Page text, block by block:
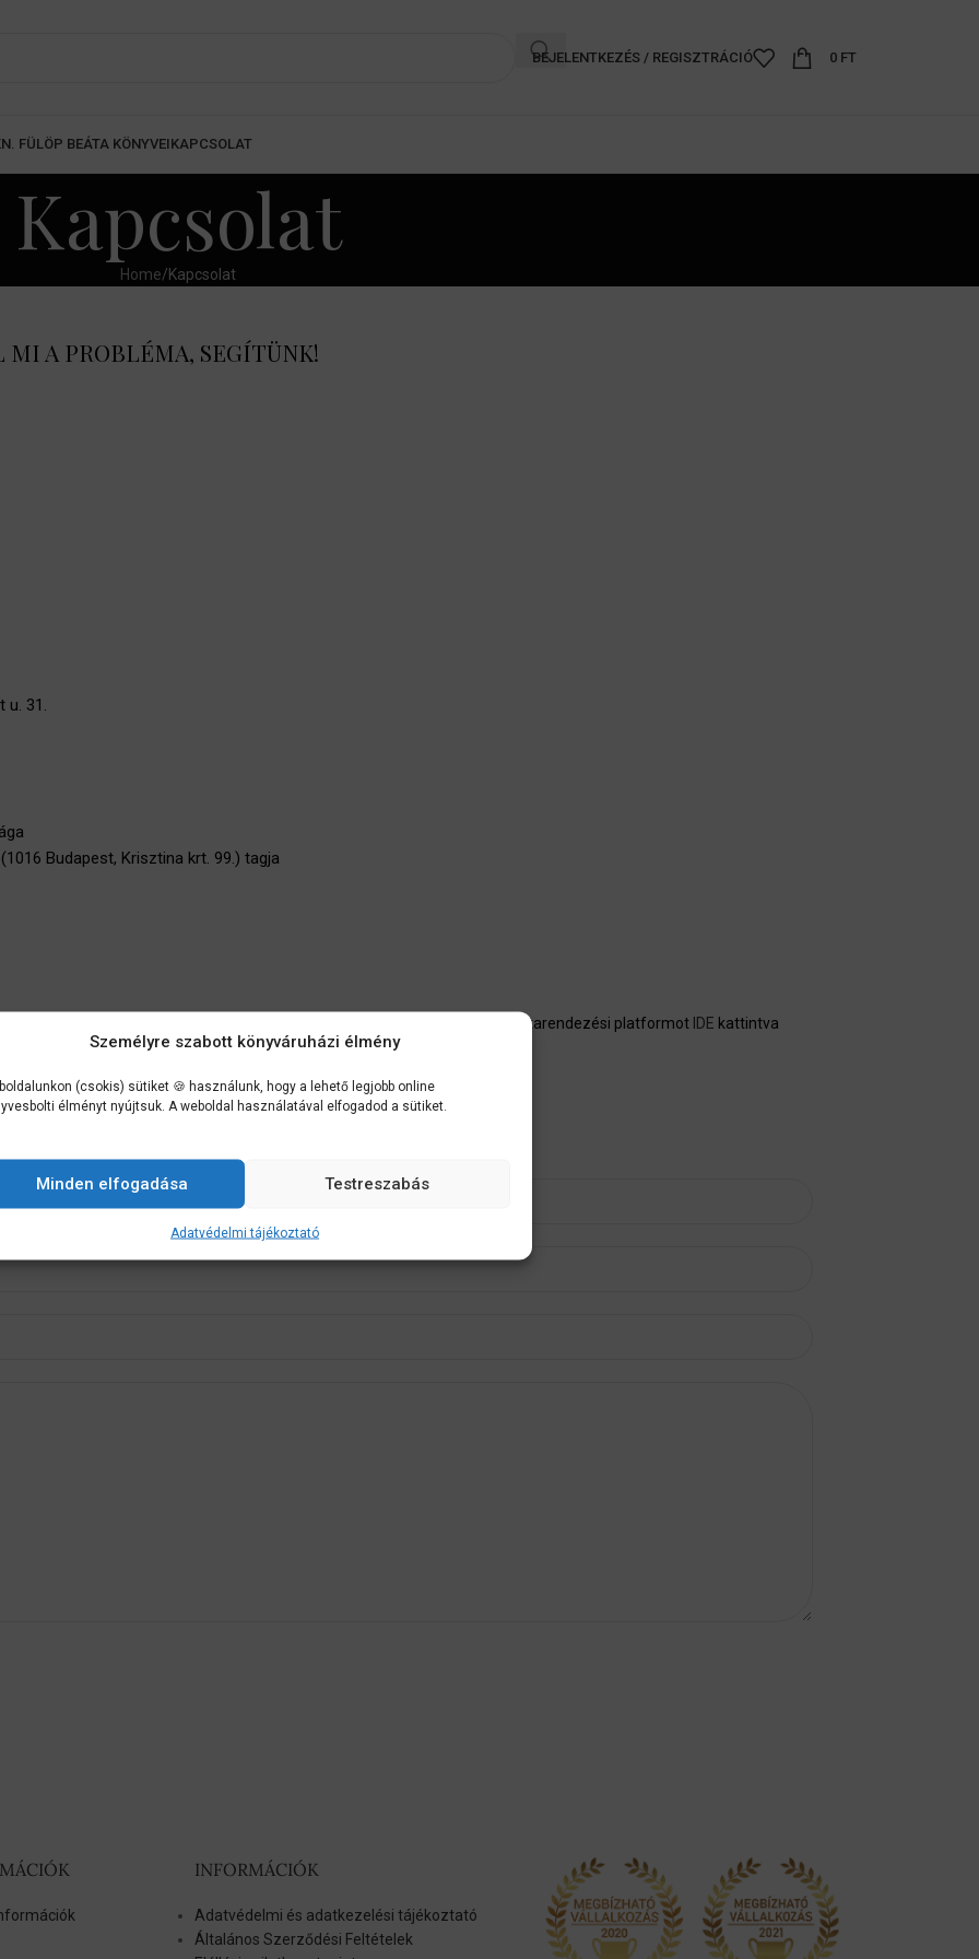
Személyre szabott könyváruházi élmény
(csokis) sütiket 🍪 használunk, hogy a lehető legjobb online
élményt nyújtsuk. A weboldal használatával elfogadod a sütiket.
Minden elfogadása Testreszabás
Adatvédelmi tájékoztató
BEJELENTKEZÉS / REGISZTRÁCIÓ 0 FT
N. FÜLÖP BEÁTA KÖNYVEIKAPCSOLAT
Kapcsolat
Home Kapcsolat
MI A PROBLÉMA, SEGÍTÜNK!
u. 31.
Budapest, Krisztina krt. 99.) tagja
rendezésére igénybe veheti az Európai Bizottság által létrehozott online vitarendezési platformot IDE kattintva
INFORMÁCIÓK
Adatvédelmi és adatkezelési tájékoztató
Általános Szerződési Feltételek